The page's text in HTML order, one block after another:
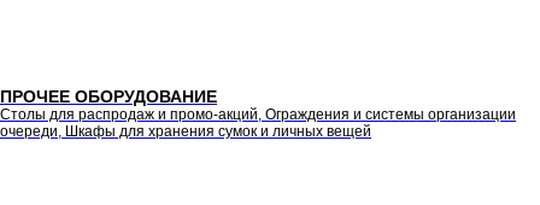
ПРОЧЕЕ ОБОРУДОВАНИЕ
Столы для распродаж и промо-акций, Ограждения и системы организации
очереди, Шкафы для хранения сумок и личных вещей